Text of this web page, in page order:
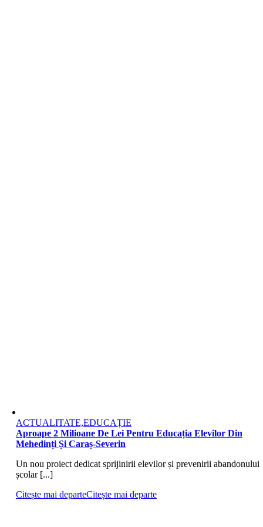
ACTUALITATE,EDUCAȚIE
Aproape 2 Milioane De Lei Pentru Educația Elevilor Din
Mehedinți Și Caraș-Severin
Un nou proiect dedicat sprijinirii elevilor și prevenirii abandonului
școlar [...]
Citește mai departeCitește mai departe